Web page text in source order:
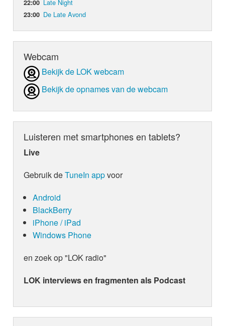
22:00 Late Night
23:00 De Late Avond
Webcam
Bekijk de LOK webcam
Bekijk de opnames van de webcam
Luisteren met smartphones en tablets?
Live
Gebruik deTuneIn appvoor
Android
BlackBerry
iPhone / iPad
Windows Phone
en zoek op "LOK radio"
LOK interviews en fragmenten als Podcast